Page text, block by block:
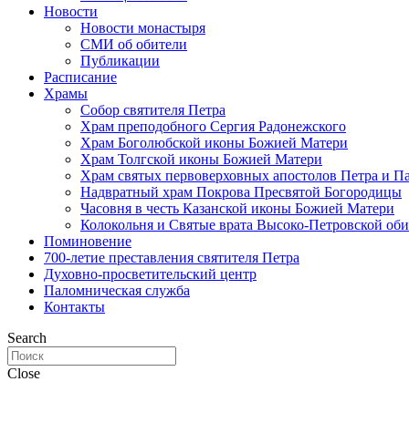
Новости
Новости монастыря
СМИ об обители
Публикации
Расписание
Храмы
Собор святителя Петра
Храм преподобного Сергия Радонежского
Храм Боголюбской иконы Божией Матери
Храм Толгской иконы Божией Матери
Храм святых первоверховных апостолов Петра и
Надвратный храм Покрова Пресвятой Богородицы
Часовня в честь Казанской иконы Божией Матери
Колокольня и Святые врата Высоко-Петровской
Поминовение
700-летие преставления святителя Петра
Духовно-просветительский центр
Паломническая служба
Контакты
Search
Close